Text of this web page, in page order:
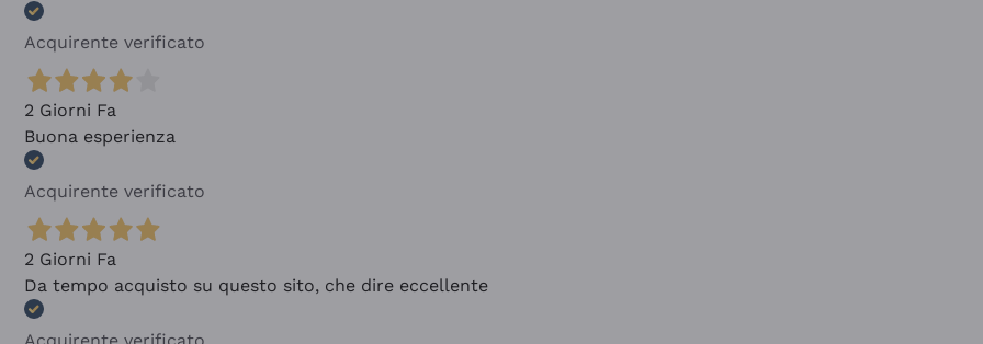
Acquirente verificato
2 Giorni Fa
Buona esperienza
Acquirente verificato
2 Giorni Fa
Da tempo acquisto su questo sito, che dire eccellente